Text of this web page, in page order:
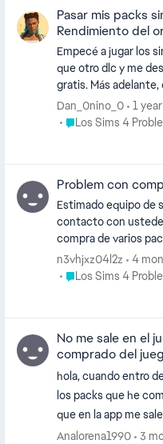
mismo
la gran mayoría el cc
muy aburrido los
mas abiertos con
Pasar mis packs
Rendimiento del
Empecé a jugar los
que otro dlc y me
gratis. Más adelante, ocurrió la actualización dónde al
iniciar el juego
a comprar más dlc en la ea app. A
ejecutan desde la
para que mi
programas.
Dan_0nino_0
1
Place Los Sims 4
Los Sims 4
Problem con
Estimado equipo de soporte
contacto con
compra de varios
disponibles para su
fue procesado
descontado de mi
contenidos o indicarme
a su
n3vhjxz04l2z
4
Place Los Sims 4
Los Sims 4
No me sale en el
comprado del
hola, cuando entro
los packs que he
que en la app me
Analorena1990
3